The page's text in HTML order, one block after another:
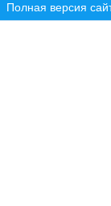
Полная версия